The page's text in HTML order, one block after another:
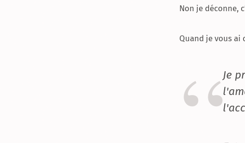
Non je déconne,
Quand je vous ai
Je